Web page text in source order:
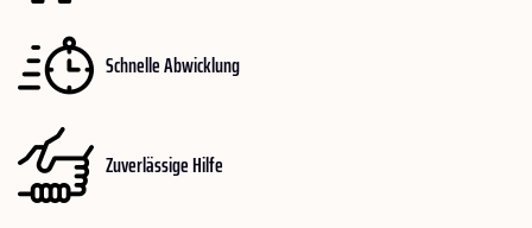
Schnelle Abwicklung
Zuverlässige Hilfe